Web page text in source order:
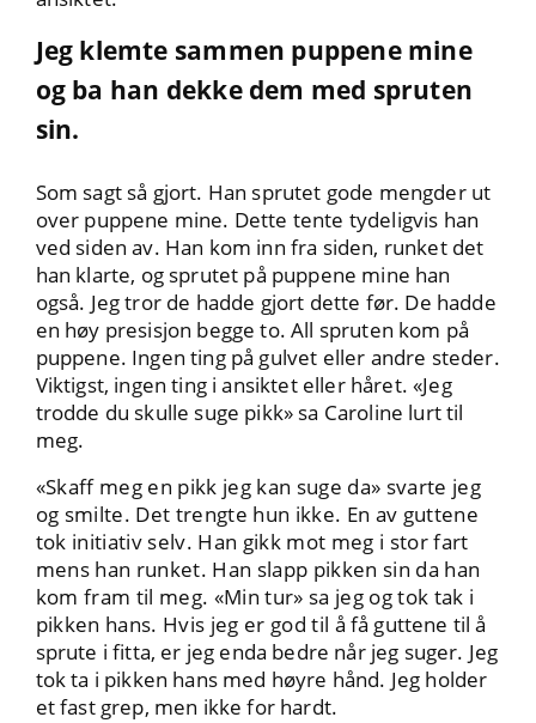
Jeg klemte sammen puppene mine
og ba han dekke dem med spruten
sin.
Som sagt så gjort. Han sprutet gode mengder ut
over puppene mine. Dette tente tydeligvis han
ved siden av. Han kom inn fra siden, runket det
han klarte, og sprutet på puppene mine han
også. Jeg tror de hadde gjort dette før. De hadde
en høy presisjon begge to. All spruten kom på
puppene. Ingen ting på gulvet eller andre steder.
Viktigst, ingen ting i ansiktet eller håret. «Jeg
trodde du skulle suge pikk» sa Caroline lurt til
meg.
«Skaff meg en pikk jeg kan suge da» svarte jeg
og smilte. Det trengte hun ikke. En av guttene
tok initiativ selv. Han gikk mot meg i stor fart
mens han runket. Han slapp pikken sin da han
kom fram til meg. «Min tur» sa jeg og tok tak i
pikken hans. Hvis jeg er god til å få guttene til å
sprute i fitta, er jeg enda bedre når jeg suger. Jeg
tok ta i pikken hans med høyre hånd. Jeg holder
et fast grep, men ikke for hardt.